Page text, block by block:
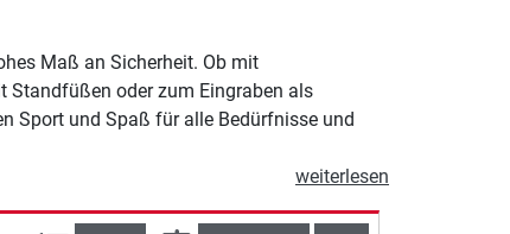
Maß an Sicherheit. Ob mit
Standfüßen oder zum Eingraben als
Sport und Spaß für alle Bedürfnisse und
weiterlesen